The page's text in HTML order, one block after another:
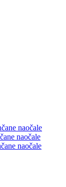
naočale
naočale
naočale